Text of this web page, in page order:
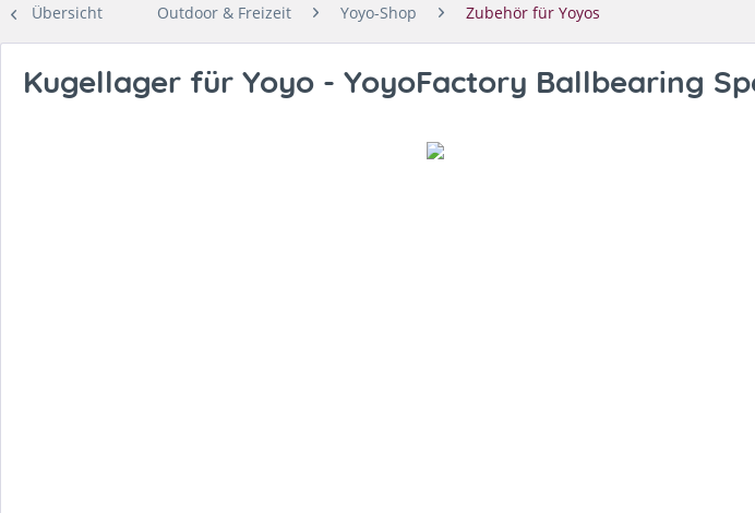
Übersicht Outdoor & Freizeit Yoyo-Shop Zubehör für Yoyos
Kugellager für Yoyo - YoyoFactory Ballbearing